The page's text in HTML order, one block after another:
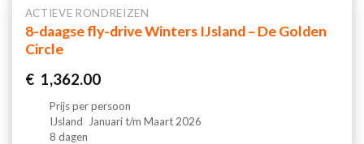
ACTIEVE RONDREIZEN
8-daagse fly-drive Winters IJsland – De Golden
Circle
€ 1,362.00
Prijs per persoon
IJsland
Januari t/m Maart 2026
8 dagen